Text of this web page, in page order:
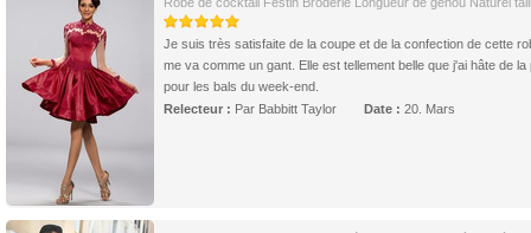
Je suis très satisfaite de la coupe et de la confection de cette
me va comme un gant. Elle est tellement belle que j'ai hâte de la
pour les bals du week-end.
Relecteur : Par Babbitt Taylor Date : 20. Mars